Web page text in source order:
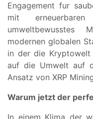
Engagement fur
mit
umweltbewusstes
modernen globalen
in der die Kryptowelt
auf die Umwelt auf
Ansatz von XRP
Warum jetzt der